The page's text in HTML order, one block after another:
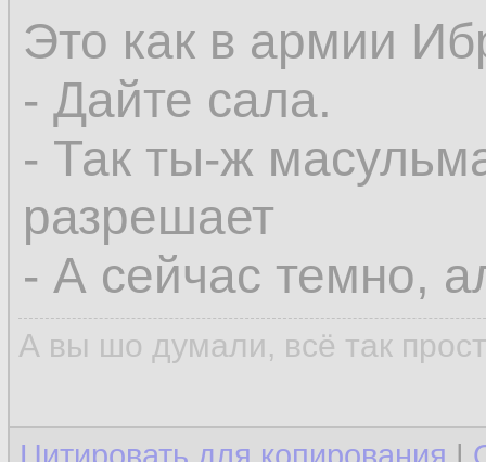
Это как в армии
- Дайте сала.
- Так ты-ж
разрешает
- А сейчас темно,
А вы шо думали, всё так